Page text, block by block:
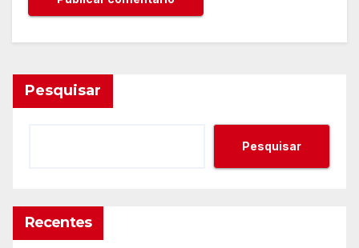
Pesquisar
Pesquisar
Recentes